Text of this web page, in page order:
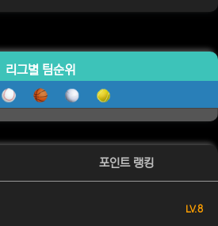
리그별 팀순위
포인트 랭킹
LV. 8